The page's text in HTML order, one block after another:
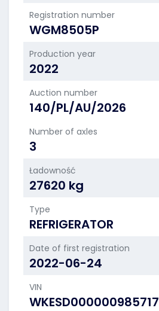
Registration number
WGM8505P
Production year
2022
Auction number
140/PL/AU/2026
Number of axles
3
Ładowność
27620 kg
Type
REFRIGERATOR
Date of first registration
2022-06-24
VIN
WKESD000000985717